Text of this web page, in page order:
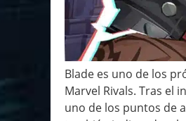
Blade es uno de los
Marvel Rivals. Tras el
uno de los puntos de